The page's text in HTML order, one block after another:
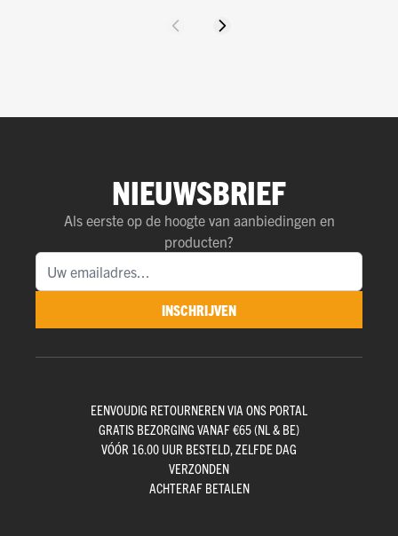
Vorige Volgende
NIEUWSBRIEF
Als eerste op de hoogte van aanbiedingen en
producten?
INSCHRIJVEN
EENVOUDIG RETOURNEREN VIA ONS PORTAL
GRATIS BEZORGING VANAF €65 (NL & BE)
VÓÓR 16.00 UUR BESTELD, ZELFDE DAG
VERZONDEN
ACHTERAF BETALEN